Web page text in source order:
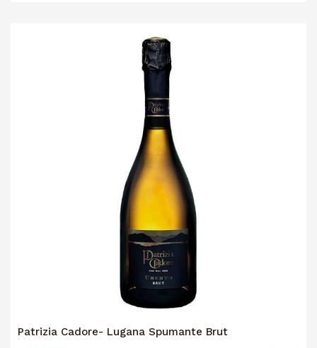
Patrizia Cadore- Lugana Spumante Brut